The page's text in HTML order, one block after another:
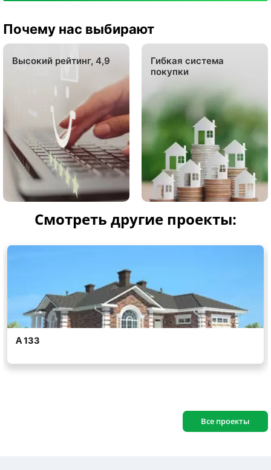
Почему нас выбирают
Высокий рейтинг, 4,9
Гибкая система
покупки
Смотреть другие проекты:
Все проекты